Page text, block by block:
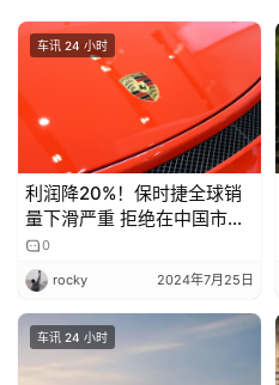
车讯 24 小时
利润降20%！保时捷全球销
量下滑严重 拒绝在中国市场
加入价格战
0
rocky 2024年7月25日
车讯 24 小时